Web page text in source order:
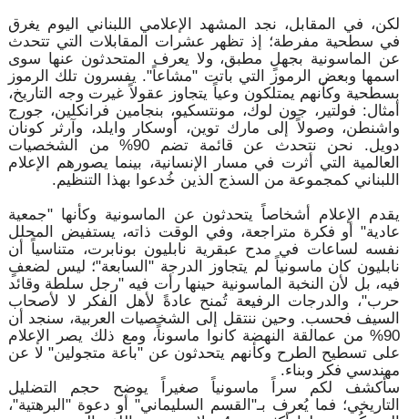
لكن، في المقابل، نجد المشهد الإعلامي اللبناني اليوم يغرق
في سطحية مفرطة؛ إذ تظهر عشرات المقابلات التي تتحدث
عن الماسونية بجهلٍ مطبق، ولا يعرف المتحدثون عنها سوى
اسمها وبعض الرموز التي باتت "مشاعاً". يفسرون تلك الرموز
بسطحية وكأنهم يمتلكون وعياً يتجاوز عقولاً غيرت وجه التاريخ،
أمثال: فولتير، جون لوك، مونتسكيو، بنجامين فرانكلين، جورج
واشنطن، وصولاً إلى مارك توين، أوسكار وايلد، وآرثر كونان
دويل. نحن نتحدث عن قائمة تضم 90% من الشخصيات
العالمية التي أثرت في مسار الإنسانية، بينما يصورهم الإعلام
اللبناني كمجموعة من السذج الذين خُدعوا بهذا التنظيم.
يقدم الإعلام أشخاصاً يتحدثون عن الماسونية وكأنها "جمعية
عادية" أو فكرة متراجعة، وفي الوقت ذاته، يستفيض المحلل
نفسه لساعات في مدح عبقرية نابليون بونابرت، متناسياً أن
نابليون كان ماسونياً لم يتجاوز الدرجة "السابعة"؛ ليس لضعفٍ
فيه، بل لأن النخبة الماسونية حينها رأت فيه "رجل سلطة وقائد
حرب"، والدرجات الرفيعة تُمنح عادةً لأهل الفكر لا لأصحاب
السيف فحسب. وحين ننتقل إلى الشخصيات العربية، سنجد أن
90% من عمالقة النهضة كانوا ماسوناً، ومع ذلك يصر الإعلام
على تسطيح الطرح وكأنهم يتحدثون عن "باعة متجولين" لا عن
مهندسي فكر وبناء.
سأكشف لكم سراً ماسونياً صغيراً يوضح حجم التضليل
التاريخي؛ فما يُعرف بـ"القسم السليماني" أو دعوة "البرهتية"،